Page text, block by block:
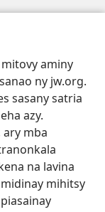
aminy
ny jw.org.
sasany satria
azy.
ary mba
na lavina
mihitsy